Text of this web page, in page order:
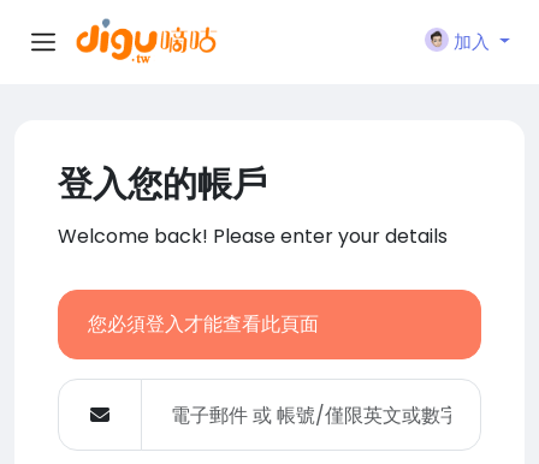
加入
登入您的帳戶
Welcome back! Please enter your details
您必須登入才能查看此頁面